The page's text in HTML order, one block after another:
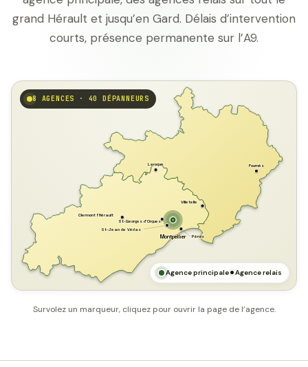
grand Hérault et jusqu’en Gard. Délais d’intervention
courts, présence permanente sur l’A9.
Montpellier Pérols
Laroque Fournès
Villetelle
St-Georges d'Orques
Clermont l'Hérault
St-Jean de Védas
8 AGENCES · 40 DÉPANNEURS
Agence principale Agence relais
Survolez un marqueur, cliquez pour ouvrir la page de l’agence.